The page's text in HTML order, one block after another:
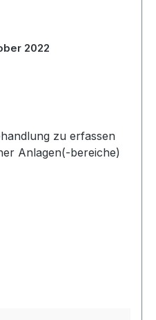
2022
zu erfassen
Anlagen(-bereiche)